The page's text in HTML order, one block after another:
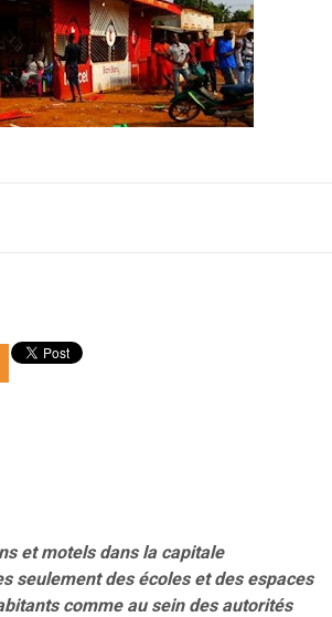
et motels dans la capitale
seulement des écoles et des espaces
comme au sein des autorités